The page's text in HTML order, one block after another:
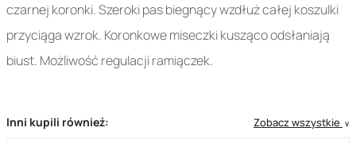
czarnej koronki. Szeroki pas biegnący wzdłuż całej koszulki
przyciąga wzrok. Koronkowe miseczki kusząco odsłaniają
biust. Możliwość regulacji ramiączek.
Inni kupili również: Zobacz wszystkie ∨